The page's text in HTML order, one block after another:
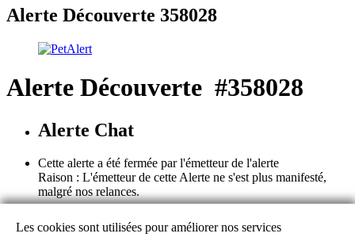
Alerte Découverte 358028
Alerte Découverte #358028
Alerte Chat
Cette alerte a été fermée par l'émetteur de l'alerte
Raison : L'émetteur de cette Alerte ne s'est plus manifesté,
malgré nos relances.
Cette alerte est close. Les détails et les remarques ne sont plus
consultables, à l'exception de l'émetteur de l'alerte. Nous vous
Les cookies sont utilisées pour améliorer nos services